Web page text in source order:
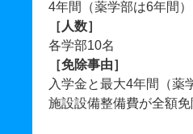
4年間（薬学部は6年間
［人数］
各学部10名
［免除事由］
入学金と最大4年間（薬
施設設備整備費が全額免